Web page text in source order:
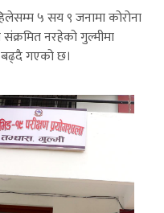
५ सय ९ जनामा कोरोना
नरहेको गुल्मीमा
गएको छ।